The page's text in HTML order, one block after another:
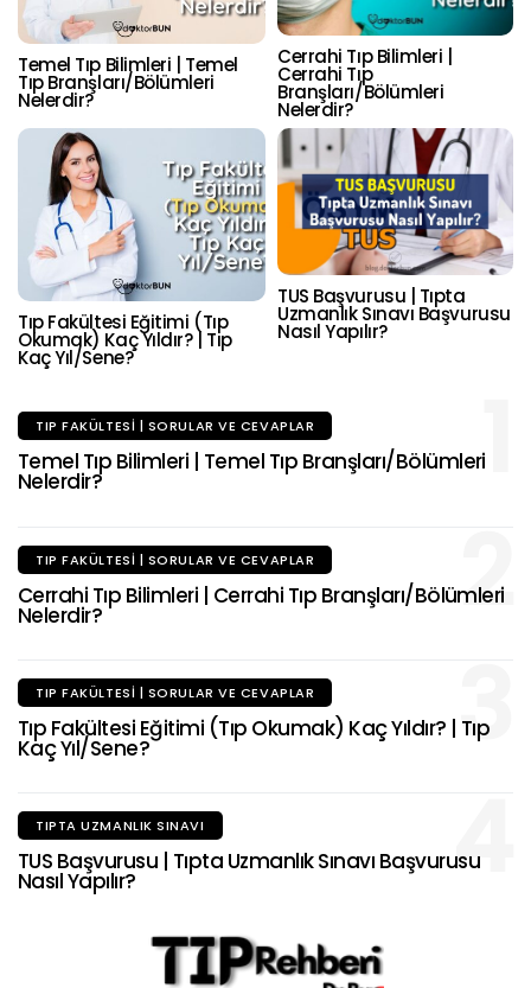
Temel Tıp Bilimleri | Temel
Tıp Branşları/Bölümleri
Nelerdir?
Cerrahi Tıp Bilimleri |
Cerrahi Tıp
Branşları/Bölümleri
Nelerdir?
Tıp Fakültesi Eğitimi (Tıp
Okumak) Kaç Yıldır? | Tıp
Kaç Yıl/Sene?
TUS Başvurusu | Tıpta
Uzmanlık Sınavı Başvurusu
Nasıl Yapılır?
1
TIP FAKÜLTESI | SORULAR VE CEVAPLAR
Temel Tıp Bilimleri | Temel Tıp Branşları/Bölümleri
Nelerdir?
2
TIP FAKÜLTESI | SORULAR VE CEVAPLAR
Cerrahi Tıp Bilimleri | Cerrahi Tıp Branşları/Bölümleri
Nelerdir?
3
TIP FAKÜLTESI | SORULAR VE CEVAPLAR
Tıp Fakültesi Eğitimi (Tıp Okumak) Kaç Yıldır? | Tıp
Kaç Yıl/Sene?
4
TIPTA UZMANLIK SINAVI
TUS Başvurusu | Tıpta Uzmanlık Sınavı Başvurusu
Nasıl Yapılır?